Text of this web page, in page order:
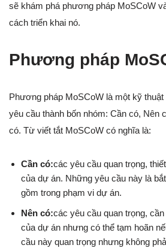
sẽ khám phá phương pháp MoSCoW
cách triển khai nó.
Phương pháp
Phương pháp MoSCoW là một kỹ
yêu cầu thành bốn nhóm: Cần có, Nên
có. Từ viết tắt MoSCoW có nghĩa là:
Cần có:các yêu cầu quan trọng,
của dự án. Những yêu cầu này là
gồm trong phạm vi dự án.
Nên có:các yêu cầu quan trọng,
của dự án nhưng có thể tạm hoãn
cầu này quan trọng nhưng không